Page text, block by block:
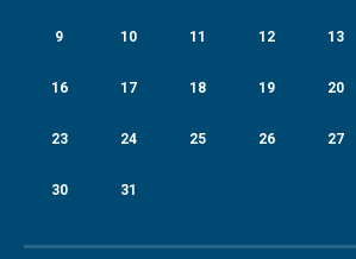
9 10 11 12 13
16 17 18 19 20
23 24 25 26 27
30 31